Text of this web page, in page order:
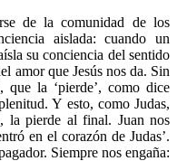
de la comunidad de los
aislada: cuando un
su conciencia del sentido
amor que Jesús nos da. Sin
la ‘pierde’, como dice
Y esto, como Judas,
la pierde al final. Juan nos
en el corazón de Judas’.
Siempre nos engaña: